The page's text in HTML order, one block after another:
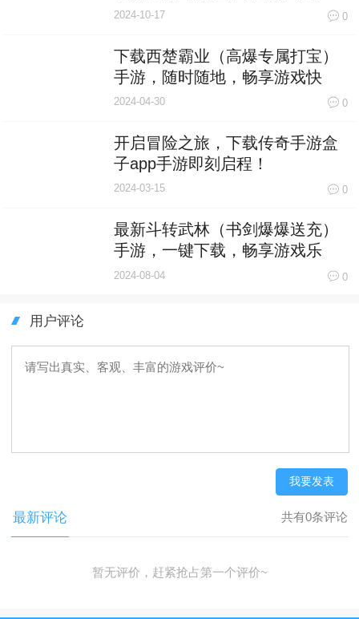
趣！
2024-10-17 0
下载西楚霸业（高爆专属打宝）
手游，随时随地，畅享游戏快
感！
2024-04-30 0
开启冒险之旅，下载传奇手游盒
子app手游即刻启程！
2024-03-15 0
最新斗转武林（书剑爆爆送充）
手游，一键下载，畅享游戏乐
趣！
2024-08-04 0
用户评论
我要发表
最新评论 共有0条评论
暂无评价，赶紧抢占第一个评价~